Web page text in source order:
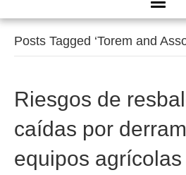
Posts Tagged ‘Torem and
Riesgos de
caídas por
equipos agrícolas